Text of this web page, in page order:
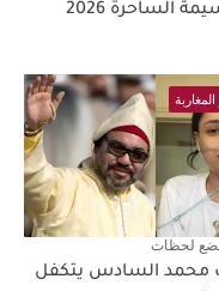
الساحرة 2026
المغاربة
لحظات
محمد السادس يتكفل